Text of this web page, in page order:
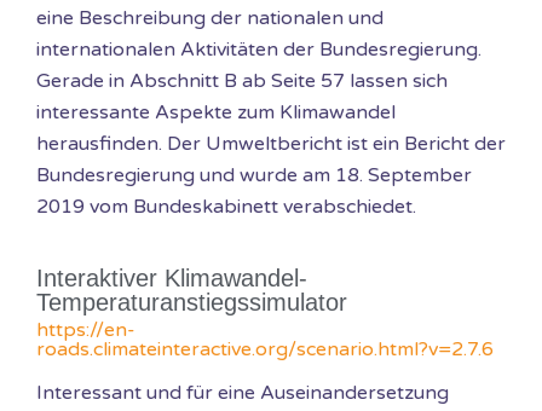
eine Beschreibung der nationalen und
internationalen Aktivitäten der Bundesregierung.
Gerade in Abschnitt B ab Seite 57 lassen sich
interessante Aspekte zum Klimawandel
herausfinden. Der Umweltbericht ist ein Bericht der
Bundesregierung und wurde am 18. September
2019 vom Bundeskabinett verabschiedet.
Interaktiver Klimawandel-
Temperaturanstiegssimulator
https://en-
roads.climateinteractive.org/scenario.html?v=2.7.6
Interessant und für eine Auseinandersetzung